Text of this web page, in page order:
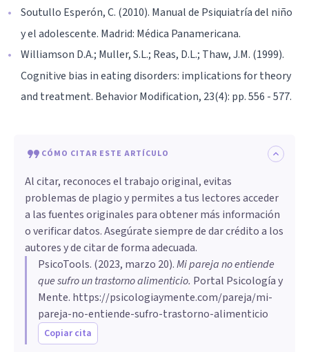
Soutullo Esperón, C. (2010). Manual de Psiquiatría del niño
y el adolescente. Madrid: Médica Panamericana.
Williamson D.A.; Muller, S.L.; Reas, D.L.; Thaw, J.M. (1999).
Cognitive bias in eating disorders: implications for theory
and treatment. Behavior Modification, 23(4): pp. 556 - 577.
CÓMO CITAR ESTE ARTÍCULO
Al citar, reconoces el trabajo original, evitas
problemas de plagio y permites a tus lectores acceder
a las fuentes originales para obtener más información
o verificar datos. Asegúrate siempre de dar crédito a los
autores y de citar de forma adecuada.
PsicoTools. (2023, marzo 20).Mi pareja no entiende
que sufro un trastorno alimenticio. Portal Psicología y
Mente. https://psicologiaymente.com/pareja/mi-
pareja-no-entiende-sufro-trastorno-alimenticio
Copiar cita